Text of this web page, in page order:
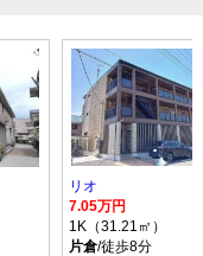
リオ
7.05万円
1K（31.21㎡）
片倉/徒歩8分